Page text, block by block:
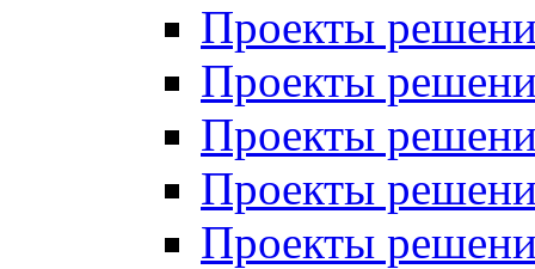
Проекты
Проекты
Проекты
Проекты
Проекты